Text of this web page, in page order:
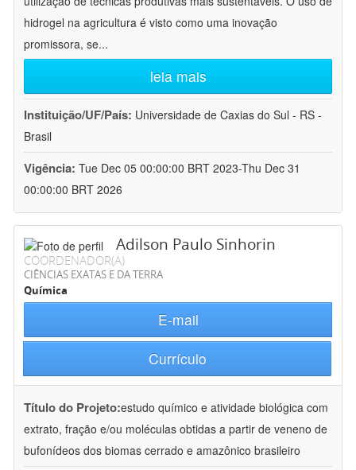
hidrogel na agricultura é visto como uma inovação
promissora, se...
leia mais
Instituição/UF/País: Universidade de Caxias do Sul - RS -
Brasil
Vigência: Tue Dec 05 00:00:00 BRT 2023-Thu Dec 31
00:00:00 BRT 2026
Adilson Paulo Sinhorin
COORDENADOR(A)
CIÊNCIAS EXATAS E DA TERRA
Química
E-mail
Currículo
Título do Projeto:estudo químico e atividade biológica com
extrato, fração e/ou moléculas obtidas a partir de veneno de
bufonídeos dos biomas cerrado e amazônico brasileiro